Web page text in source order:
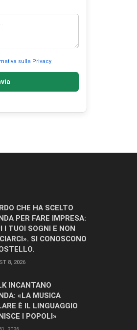
sulla Privacy
CHE HA SCELTO
PER FARE IMPRESA:
I TUOI SOGNI E NON
SI CONOSCONO
8, 2026
INCANTANO
«LA MUSICA
È IL LINGUAGGIO
I POPOLI»